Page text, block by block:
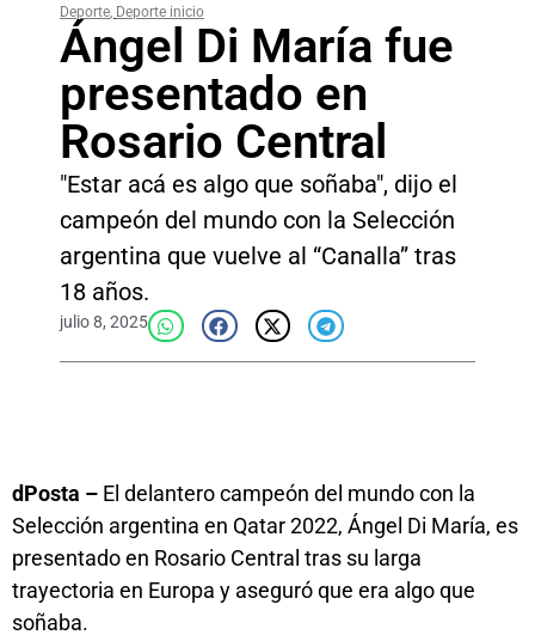
Deporte, Deporte inicio
Ángel Di María fue
presentado en
Rosario Central
"Estar acá es algo que soñaba", dijo el
campeón del mundo con la Selección
argentina que vuelve al “Canalla” tras
18 años.
julio 8, 2025
dPosta – El delantero campeón del mundo con la
Selección argentina en Qatar 2022, Ángel Di María, es
presentado en Rosario Central tras su larga
trayectoria en Europa y aseguró que era algo que
soñaba.